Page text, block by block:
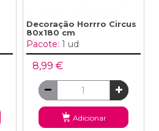
Decoração Horrro Circus
80x180 cm
Pacote: 1 ud
8,99 €
Adicionar